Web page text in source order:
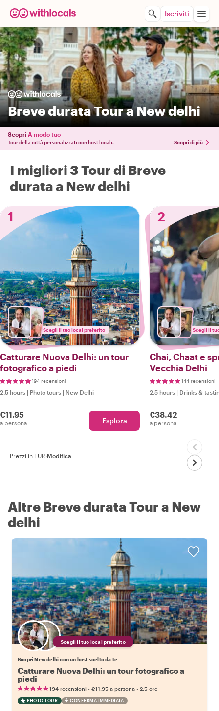
Iscriviti
Breve durata Tour a New delhi
Scopri A modo tuo
Tour della città personalizzati con host locali. Scopri di più
I migliori 3 Tour di Breve
durata a New delhi
1
Scegli il tuo local preferito
Catturare Nuova Delhi: un tour
fotografico a piedi
194 recensioni
2.5 hours | Photo tours | New Delhi
€11.95
a persona Esplora
2
Scegli il
Chai, Chaat e
Vecchia Delhi
144 recensioni
2.5 hours | Drinks &
€38.42
a persona
Prezzi in EUR·Modifica
Altre Breve durata Tour a New
delhi
Scegli il tuo local preferito
Scopri New delhi con un host scelto da te
Catturare Nuova Delhi: un tour fotografico a
piedi
194 recensioni • €11.95 a persona • 2.5 ore
PHOTO TOUR CONFERMA IMMEDIATA